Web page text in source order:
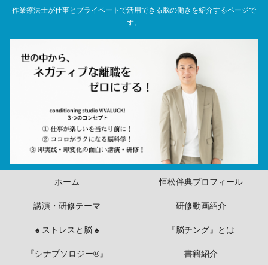
作業療法士が仕事とプライベートで活用できる脳の働きを紹介するページで
す。
ホーム 恒松伴典プロフィール
講演・研修テーマ 研修動画紹介
♠ ストレスと脳 ♠ 『脳チング』とは
『シナプソロジー®』 書籍紹介